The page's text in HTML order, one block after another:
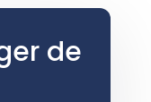
de